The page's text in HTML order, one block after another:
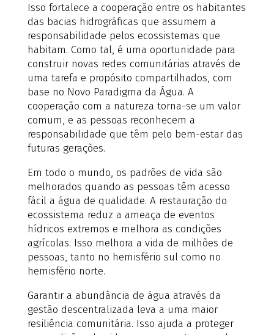
Isso fortalece a cooperação entre os habitantes
das bacias hidrográficas que assumem a
responsabilidade pelos ecossistemas que
habitam. Como tal, é uma oportunidade para
construir novas redes comunitárias através de
uma tarefa e propósito compartilhados, com
base no Novo Paradigma da Água. A
cooperação com a natureza torna-se um valor
comum, e as pessoas reconhecem a
responsabilidade que têm pelo bem-estar das
futuras gerações.
Em todo o mundo, os padrões de vida são
melhorados quando as pessoas têm acesso
fácil a água de qualidade. A restauração do
ecossistema reduz a ameaça de eventos
hídricos extremos e melhora as condições
agrícolas. Isso melhora a vida de milhões de
pessoas, tanto no hemisfério sul como no
hemisfério norte.
Garantir a abundância de água através da
gestão descentralizada leva a uma maior
resiliência comunitária. Isso ajuda a proteger